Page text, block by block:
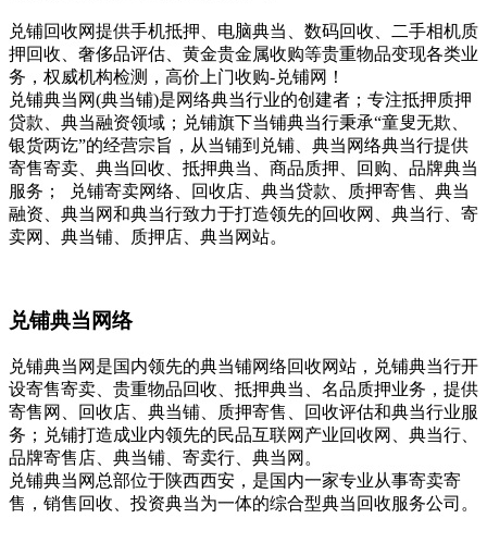
兑铺回收网提供手机抵押、电脑典当、数码回收、二手相机质
押回收、奢侈品评估、黄金贵金属收购等贵重物品变现各类业
务，权威机构检测，高价上门收购-兑铺网！
兑铺典当网(典当铺)是网络典当行业的创建者；专注抵押质押
贷款、典当融资领域；兑铺旗下当铺典当行秉承“童叟无欺、
银货两讫”的经营宗旨，从当铺到兑铺、典当网络典当行提供
寄售寄卖、典当回收、抵押典当、商品质押、回购、品牌典当
服务； 兑铺寄卖网络、回收店、典当贷款、质押寄售、典当
融资、典当网和典当行致力于打造领先的回收网、典当行、寄
卖网、典当铺、质押店、典当网站。
兑铺典当网络
兑铺典当网是国内领先的典当铺网络回收网站，兑铺典当行开
设寄售寄卖、贵重物品回收、抵押典当、名品质押业务，提供
寄售网、回收店、典当铺、质押寄售、回收评估和典当行业服
务；兑铺打造成业内领先的民品互联网产业回收网、典当行、
品牌寄售店、典当铺、寄卖行、典当网。
兑铺典当网总部位于陕西西安，是国内一家专业从事寄卖寄
售，销售回收、投资典当为一体的综合型典当回收服务公司。